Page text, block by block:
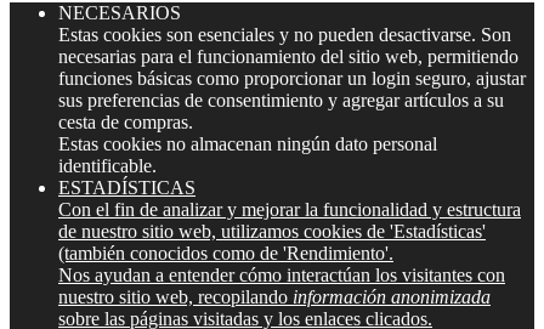
NECESARIOS
Estas cookies son esenciales y no pueden desactivarse. Son
necesarias para el funcionamiento del sitio web, permitiendo
funciones básicas como proporcionar un login seguro, ajustar
sus preferencias de consentimiento y agregar artículos a su
cesta de compras.
Estas cookies no almacenan ningún dato personal
identificable.
ESTADÍSTICAS
Con el fin de analizar y mejorar la funcionalidad y estructura
de nuestro sitio web, utilizamos cookies de 'Estadísticas'
(también conocidos como de 'Rendimiento'.
Nos ayudan a entender cómo interactúan los visitantes con
nuestro sitio web, recopilando información anonimizada
sobre las páginas visitadas y los enlaces clicados.